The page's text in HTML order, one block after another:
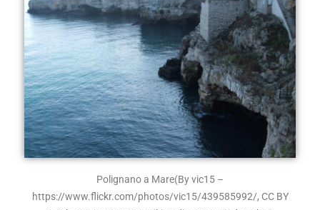
Polignano a Mare(By vic15 –
https://www.flickr.com/photos/vic15/439585992/, CC BY